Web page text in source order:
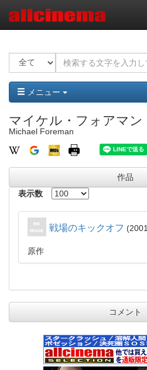
メニュー
マイケル・フォアマン
Michael Foreman
作品
表示数
戦場のキックオフ 2001
原作
コメント